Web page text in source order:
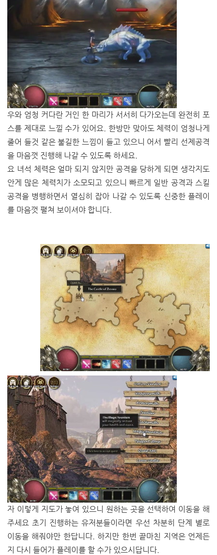
우와 엄청 커다란 거인 한 마리가 서서히 다가오는데 완전히 포
스를 제대로 느낄 수가 있어요. 한방만 맞아도 체력이 엄청나게
줄어 들것 같은 불길한 느낌이 들고 있으니 어서 빨리 선제공격
을 마음껏 진행해 나갈 수 있도록 하세요.
요 녀석 체력은 얼마 되지 않지만 공격을 당하게 되면 생각지도
안게 많은 체력치가 소모되고 있으니 빠르게 일반 공격과 스킬
공격을 병행하면서 열심히 잡아 나갈 수 있도록 신중한 플레이
를 마음껏 펼쳐 보이셔야 합니다.
자 이렇게 지도가 놓여 있으니 원하는 곳을 선택하여 이동을 해
주세요 초기 진행하는 유저분들이라면 우선 차분히 단계 별로
이동을 해줘야만 한답니다. 하지만 한번 끝마친 지역은 언제든
지 다시 들어가 플레이를 할 수가 있으시답니다.